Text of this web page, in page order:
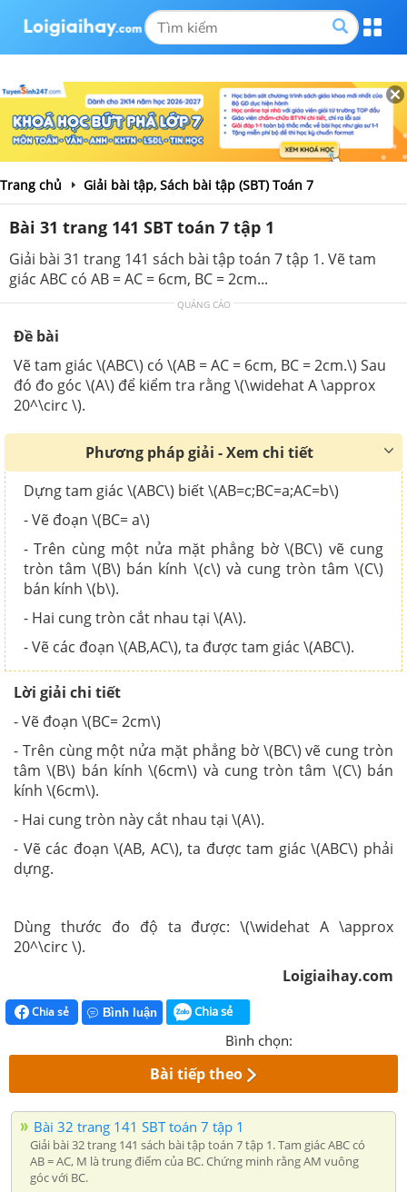
Trang chủ Giải bài tập, Sách bài tập (SBT) Toán 7
Bài 31 trang 141 SBT toán 7 tập 1
Giải bài 31 trang 141 sách bài tập toán 7 tập 1. Vẽ tam
giác ABC có AB = AC = 6cm, BC = 2cm...
QUẢNG CÁO
Đề bài
Vẽ tam giác \(ABC\) có \(AB = AC = 6cm, BC = 2cm.\) Sau
đó đo góc \(A\) để kiểm tra rằng \(\widehat A \approx
20^\circ \).
Phương pháp giải - Xem chi tiết
Dựng tam giác \(ABC\) biết \(AB=c;BC=a;AC=b\)
- Vẽ đoạn \(BC= a\)
- Trên cùng một nửa mặt phẳng bờ \(BC\) vẽ cung
tròn tâm \(B\) bán kính \(c\) và cung tròn tâm \(C\)
bán kính \(b\).
- Hai cung tròn cắt nhau tại \(A\).
- Vẽ các đoạn \(AB,AC\), ta được tam giác \(ABC\).
Lời giải chi tiết
- Vẽ đoạn \(BC= 2cm\)
- Trên cùng một nửa mặt phẳng bờ \(BC\) vẽ cung tròn
tâm \(B\) bán kính \(6cm\) và cung tròn tâm \(C\) bán
kính \(6cm\).
- Hai cung tròn này cắt nhau tại \(A\).
- Vẽ các đoạn \(AB, AC\), ta được tam giác \(ABC\) phải
dựng.
Dùng thước đo độ ta được: \(\widehat A \approx
20^\circ \).
Loigiaihay.com
Chia sẻ Bình luận Chia sẻ
Bình chọn:
Bài tiếp theo
Bài 32 trang 141 SBT toán 7 tập 1
Giải bài 32 trang 141 sách bài tập toán 7 tập 1. Tam giác ABC có
AB = AC, M là trung điểm của BC. Chứng minh rằng AM vuông
góc với BC.